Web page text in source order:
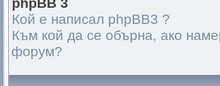
Кой е написал phpBB3 ?
Към кой да се обърна, ако
форум?